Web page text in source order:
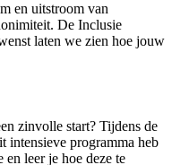
en uitstroom van
De Inclusie
laten we zien hoe jouw
zinvolle start? Tijdens de
intensieve programma heb
leer je hoe deze te